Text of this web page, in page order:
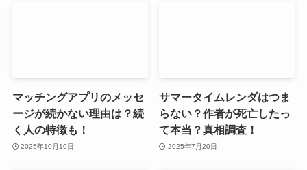
マッチングアプリのメッセ
ージが続かない理由は？続
く人の特徴も！
2025年10月10日
サマータイムレンダはつま
らない？作者が死亡したっ
て本当？真相調査！
2025年7月20日